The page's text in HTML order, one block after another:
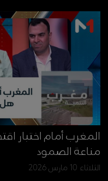
المغرب أمام اختبار
مناعة الصمود
الثلاثاء 10 مارس 2026